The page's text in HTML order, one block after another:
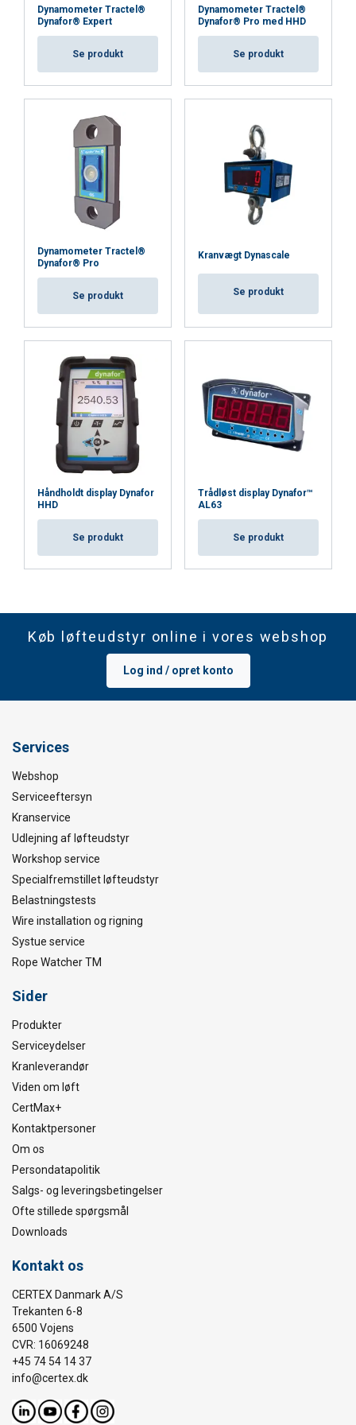
Dynamometer Tractel®
Dynafor® Expert
Se produkt
Dynamometer Tractel®
Dynafor® Pro med HHD
Se produkt
Dynamometer Tractel®
Dynafor® Pro
Se produkt
Kranvægt Dynascale
Se produkt
Håndholdt display Dynafor
HHD
Se produkt
Trådløst display Dynafor™
AL63
Se produkt
Køb løfteudstyr online i vores webshop
Log ind / opret konto
Services
Webshop
Serviceeftersyn
Kranservice
Udlejning af løfteudstyr
Workshop service
Specialfremstillet løfteudstyr
Belastningstests
Wire installation og rigning
Systue service
Rope Watcher TM
Sider
Produkter
Serviceydelser
Kranleverandør
Viden om løft
CertMax+
Kontaktpersoner
Om os
Persondatapolitik
Salgs- og leveringsbetingelser
Ofte stillede spørgsmål
Downloads
Kontakt os
CERTEX Danmark A/S
Trekanten 6-8
6500 Vojens
CVR: 16069248
+45 74 54 14 37
info@certex.dk
VIS DETALJER